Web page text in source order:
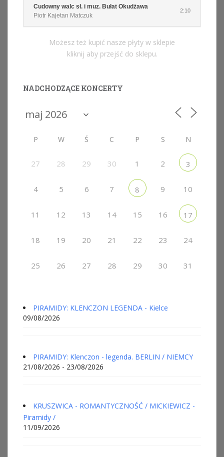
Cudowny walc sł. i muz. Bułat Okudżawa
Piotr Kajetan Matczuk
2:10
Możesz też kupić nasze płyty w sklepie
kliknij aby przejść do sklepu.
NADCHODZĄCE KONCERTY
P W Ś C P S N
27 28 29 30 1 2 3
4 5 6 7 8 9 10
11 12 13 14 15 16 17
18 19 20 21 22 23 24
25 26 27 28 29 30 31
PIRAMIDY: KLENCZON LEGENDA - Kielce
09/08/2026
PIRAMIDY: Klenczon - legenda. BERLIN / NIEMCY
21/08/2026 - 23/08/2026
KRUSZWICA - ROMANTYCZNOŚĆ / MICKIEWICZ -
Piramidy /
11/09/2026